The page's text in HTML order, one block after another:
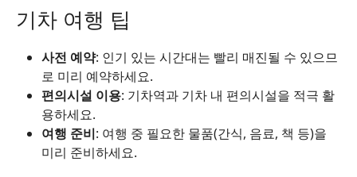
기차 여행 팁
사전 예약: 인기 있는 시간대는 빨리 매진될 수 있으므
로 미리 예약하세요.
편의시설 이용: 기차역과 기차 내 편의시설을 적극 활
용하세요.
여행 준비: 여행 중 필요한 물품(간식, 음료, 책 등)을
미리 준비하세요.